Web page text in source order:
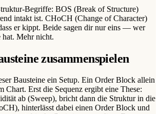
Begriffe: BOS (Break of Structure)
intakt ist. CHoCH (Change of Character)
er kippt. Beide sagen dir nur eins — wer
hat. Mehr nicht.
zusammenspielen
Bausteine ein Setup. Ein Order Block allein
Chart. Erst die Sequenz ergibt eine These:
ab (Sweep), bricht dann die Struktur in die
hinterlässt dabei einen Order Block und